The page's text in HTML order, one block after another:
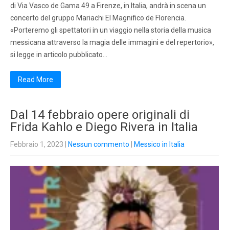
di Via Vasco de Gama 49 a Firenze, in Italia, andrà in scena un
concerto del gruppo Mariachi El Magnifico de Florencia.
«Porteremo gli spettatori in un viaggio nella storia della musica
messicana attraverso la magia delle immagini e del repertorio»,
si legge in articolo pubblicato…
Read More
Dal 14 febbraio opere originali di
Frida Kahlo e Diego Rivera in Italia
Febbraio 1, 2023 Nessun commento Messico in Italia